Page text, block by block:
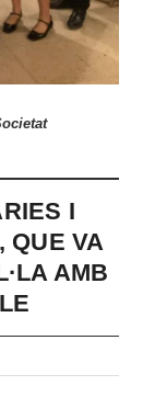
I
QUE VA
AMB